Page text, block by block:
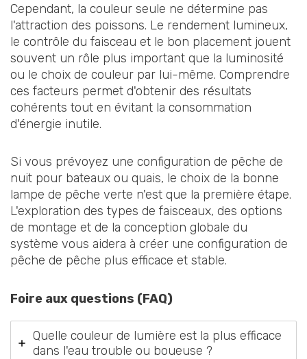
Cependant, la couleur seule ne détermine pas
l'attraction des poissons. Le rendement lumineux,
le contrôle du faisceau et le bon placement jouent
souvent un rôle plus important que la luminosité
ou le choix de couleur par lui-même. Comprendre
ces facteurs permet d'obtenir des résultats
cohérents tout en évitant la consommation
d'énergie inutile.
Si vous prévoyez une configuration de pêche de
nuit pour bateaux ou quais, le choix de la bonne
lampe de pêche verte n'est que la première étape.
L'exploration des types de faisceaux, des options
de montage et de la conception globale du
système vous aidera à créer une configuration de
pêche de pêche plus efficace et stable.
Foire aux questions (FAQ)
Quelle couleur de lumière est la plus efficace
dans l'eau trouble ou boueuse ?